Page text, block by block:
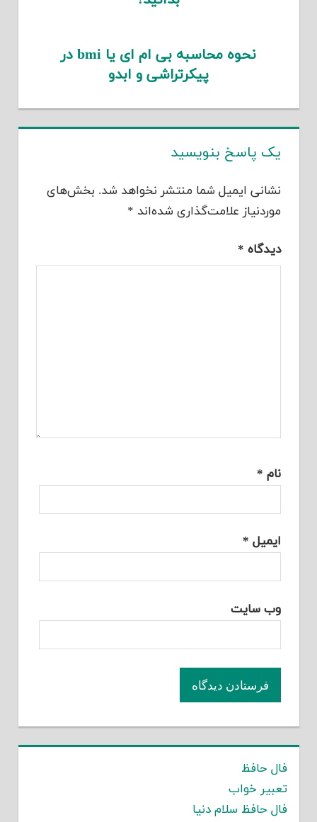
نحوه محاسبه بی ام ای یا bmi در
پیکرتراشی و ابدو
یک پاسخ بنویسید
نشانی ایمیل شما منتشر نخواهد شد. بخش‌های
موردنیاز علامت‌گذاری شده‌اند *
دیدگاه *
نام *
ایمیل *
وب‌ سایت
فال حافظ
تعبیر خواب
فال حافظ سلام دنیا